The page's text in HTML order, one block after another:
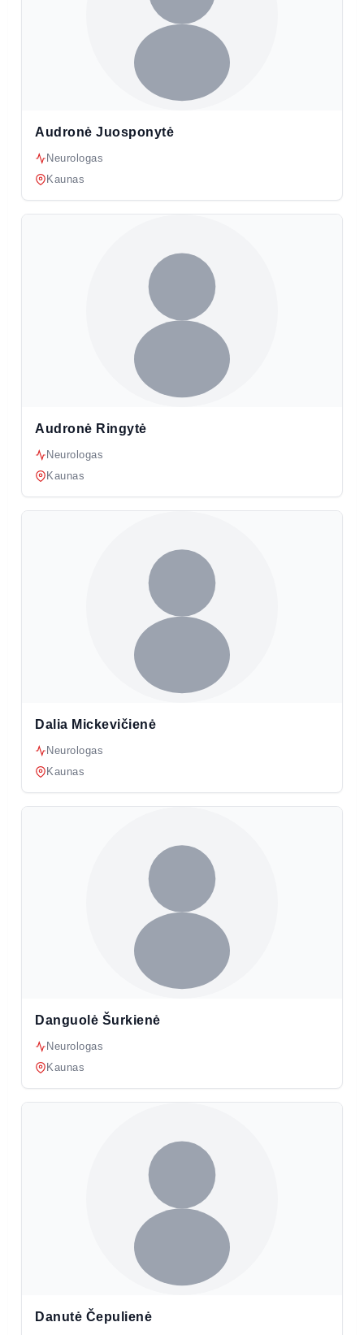
Audronė Juosponytė
Neurologas
Kaunas
Audronė Ringytė
Neurologas
Kaunas
Dalia Mickevičienė
Neurologas
Kaunas
Danguolė Šurkienė
Neurologas
Kaunas
Danutė Čepulienė